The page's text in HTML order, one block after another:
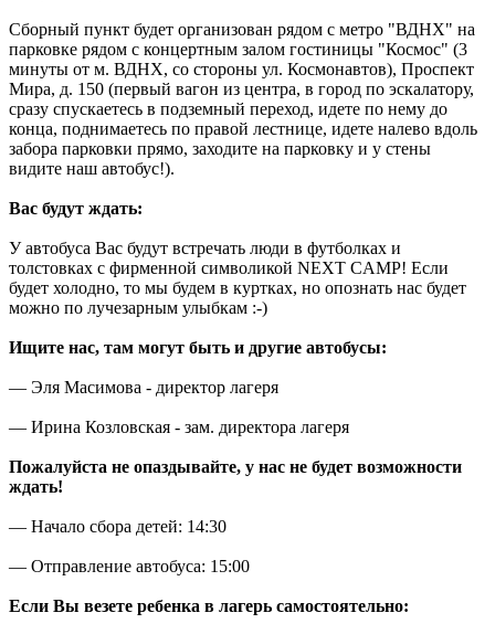
Сборный пункт будет организован рядом с метро "ВДНХ" на
парковке рядом с концертным залом гостиницы "Космос" (3
минуты от м. ВДНХ, со стороны ул. Космонавтов), Проспект
Мира, д. 150 (первый вагон из центра, в город по эскалатору,
сразу спускаетесь в подземный переход, идете по нему до
конца, поднимаетесь по правой лестнице, идете налево вдоль
забора парковки прямо, заходите на парковку и у стены
видите наш автобус!).
Вас будут ждать:
У автобуса Вас будут встречать люди в футболках и
толстовках с фирменной символикой NEXT CAMP! Если
будет холодно, то мы будем в куртках, но опознать нас будет
можно по лучезарным улыбкам :-)
Ищите нас, там могут быть и другие автобусы:
— Эля Масимова - директор лагеря
— Ирина Козловская - зам. директора лагеря
Пожалуйста не опаздывайте, у нас не будет возможности
ждать!
— Начало сбора детей: 14:30
— Отправление автобуса: 15:00
Если Вы везете ребенка в лагерь самостоятельно: